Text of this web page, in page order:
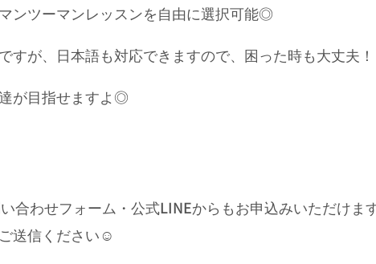
ンツーマンレッスンを自由に選択可能◎
すが、日本語も対応できますので、困った時も大丈夫！
が目指せますよ◎
合わせフォーム・公式LINEからもお申込みいただけま
送信ください☺